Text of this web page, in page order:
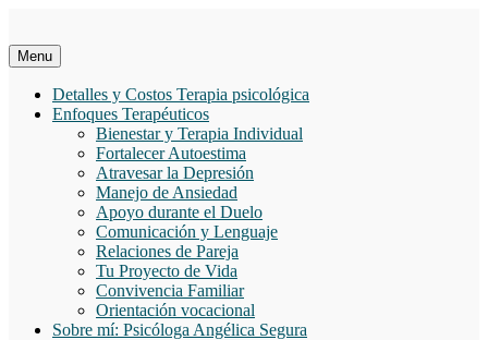
contenido
Menu
Detalles y Costos Terapia psicológica
Enfoques Terapéuticos
Bienestar y Terapia Individual
Fortalecer Autoestima
Atravesar la Depresión
Manejo de Ansiedad
Apoyo durante el Duelo
Comunicación y Lenguaje
Relaciones de Pareja
Tu Proyecto de Vida
Convivencia Familiar
Orientación vocacional
Sobre mí: Psicóloga Angélica Segura